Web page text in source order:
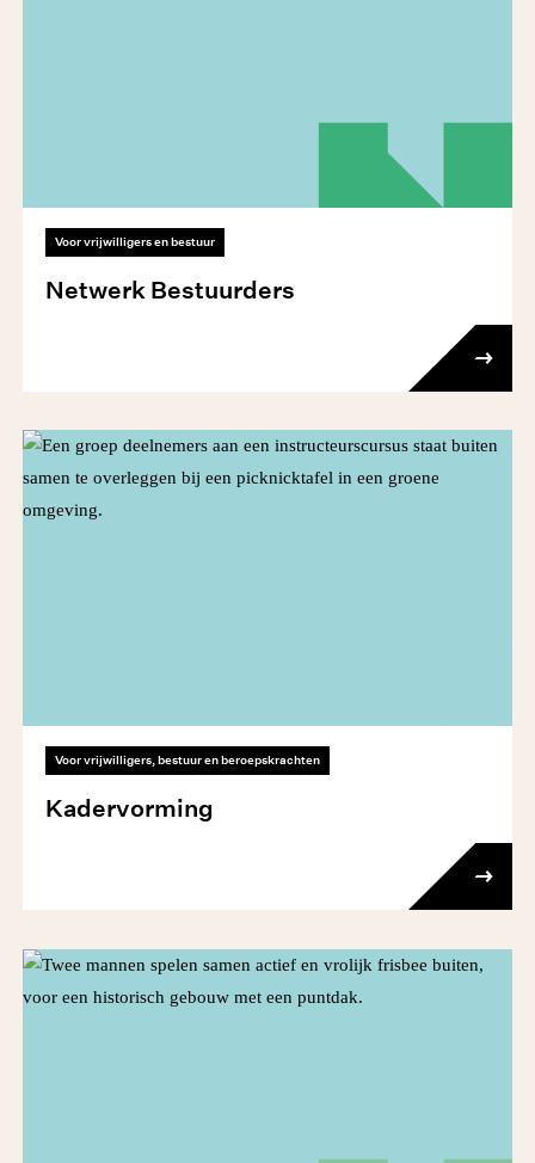
Voor vrijwilligers en bestuur
Netwerk Bestuurders
Voor vrijwilligers, bestuur en beroepskrachten
Kadervorming